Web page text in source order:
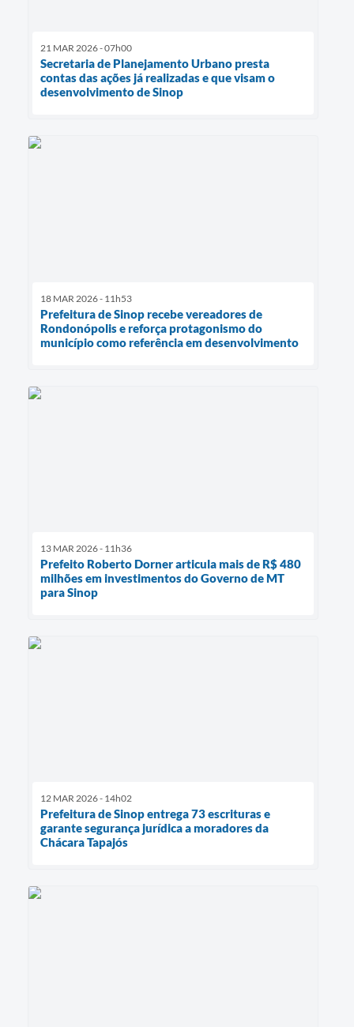
21 MAR 2026 - 07h00
Secretaria de Planejamento Urbano presta
contas das ações já realizadas e que visam o
desenvolvimento de Sinop
18 MAR 2026 - 11h53
Prefeitura de Sinop recebe vereadores de
Rondonópolis e reforça protagonismo do
município como referência em desenvolvimento
13 MAR 2026 - 11h36
Prefeito Roberto Dorner articula mais de R$ 480
milhões em investimentos do Governo de MT
para Sinop
12 MAR 2026 - 14h02
Prefeitura de Sinop entrega 73 escrituras e
garante segurança jurídica a moradores da
Chácara Tapajós